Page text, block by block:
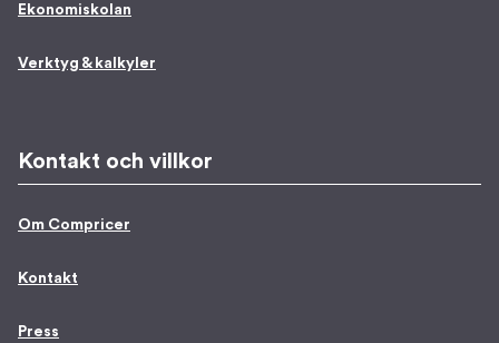
Ekonomiskolan
Verktyg & kalkyler
Kontakt och villkor
Om Compricer
Kontakt
Press